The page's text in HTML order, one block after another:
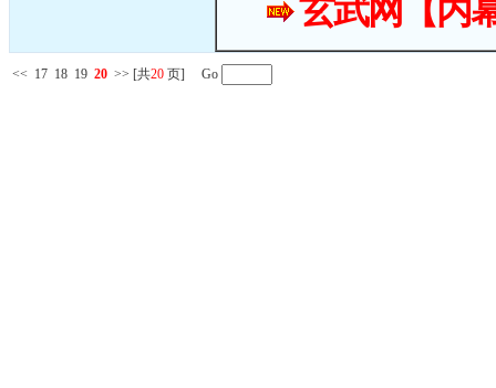
玄武网【内
<< 17 18 19 20 >> [共20 页] Go